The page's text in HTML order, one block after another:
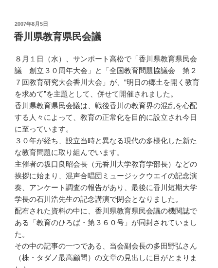
投
稿
日:
2007年8月5日
香川県教育県民会議
８月１日（水）、サンポート高松で「香川県教育県民会
議 創立３０周年大会」と「全国教育問題協議会 第２
７回教育研究大会香川大会」が、“明日の郷土を開く教育
を求めて”を主題として、併せて開催されました。
香川県教育県民会議は、戦後香川の教育界の混乱を心配
する人々によって、教育の正常化を目的に設立され今日
に至っています。
３０年が経ち、設立当時と異なる現代の多様化した新た
な教育問題に取り組んでいます。
主催者の坂口良昭会長（元香川大学教育学部長）などの
挨拶に始まり、混声合唱団ミュージックウエイの記念演
奏、アンケート調査の報告があり、最後に香川短期大学
学長の石川浩先生の記念講演で閉会となりました。
配布された資料の中に、香川県教育県民会議の機関誌で
ある「教育のひろば・第３６０号」が同封されていまし
た。
その中の記事の一つである、当会副会長の多田野弘さん
（株・タダノ最高顧問）の文章の見出しに目がとまりま